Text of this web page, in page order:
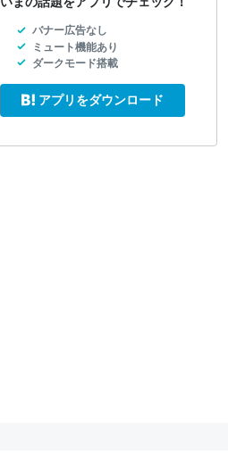
バナー広告なし
ミュート機能あり
ダークモード搭載
アプリをダウンロード